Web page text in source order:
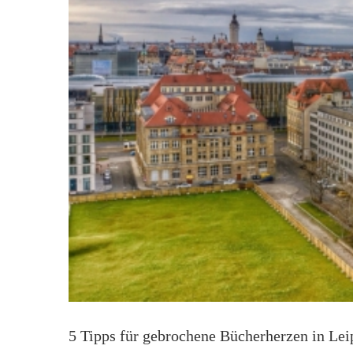
5 Tipps für gebrochene Bücherherzen in